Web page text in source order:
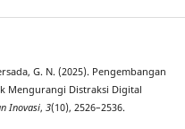
G. N. (2025). Pengembangan
Mengurangi Distraksi Digital
Inovasi, 3(10), 2526–2536.